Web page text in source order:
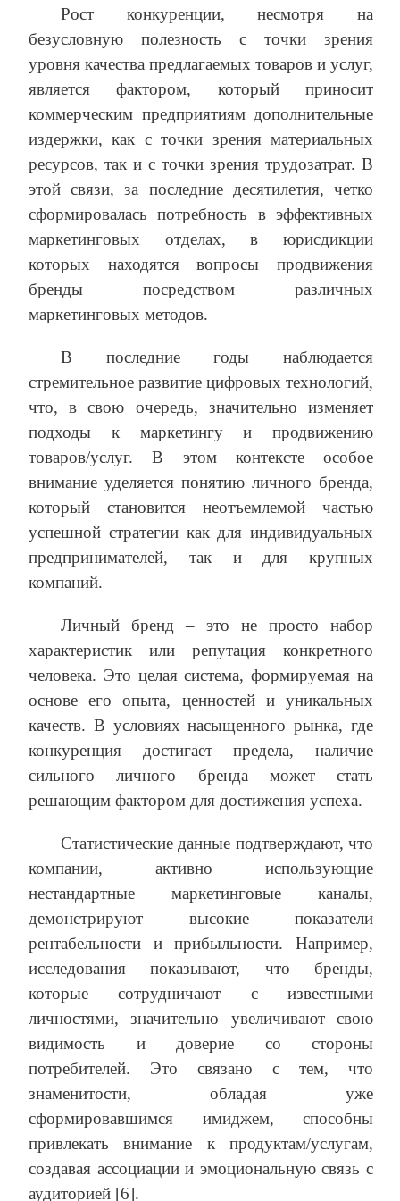
Рост конкуренции, несмотря на
безусловную полезность с точки зрения
уровня качества предлагаемых товаров и услуг,
является фактором, который приносит
коммерческим предприятиям дополнительные
издержки, как с точки зрения материальных
ресурсов, так и с точки зрения трудозатрат. В
этой связи, за последние десятилетия, четко
сформировалась потребность в эффективных
маркетинговых отделах, в юрисдикции
которых находятся вопросы продвижения
бренды посредством различных
маркетинговых методов.
В последние годы наблюдается
стремительное развитие цифровых технологий,
что, в свою очередь, значительно изменяет
подходы к маркетингу и продвижению
товаров/услуг. В этом контексте особое
внимание уделяется понятию личного бренда,
который становится неотъемлемой частью
успешной стратегии как для индивидуальных
предпринимателей, так и для крупных
компаний.
Личный бренд – это не просто набор
характеристик или репутация конкретного
человека. Это целая система, формируемая на
основе его опыта, ценностей и уникальных
качеств. В условиях насыщенного рынка, где
конкуренция достигает предела, наличие
сильного личного бренда может стать
решающим фактором для достижения успеха.
Статистические данные подтверждают, что
компании, активно использующие
нестандартные маркетинговые каналы,
демонстрируют высокие показатели
рентабельности и прибыльности. Например,
исследования показывают, что бренды,
которые сотрудничают с известными
личностями, значительно увеличивают свою
видимость и доверие со стороны
потребителей. Это связано с тем, что
знаменитости, обладая уже
сформировавшимся имиджем, способны
привлекать внимание к продуктам/услугам,
создавая ассоциации и эмоциональную связь с
аудиторией [6].